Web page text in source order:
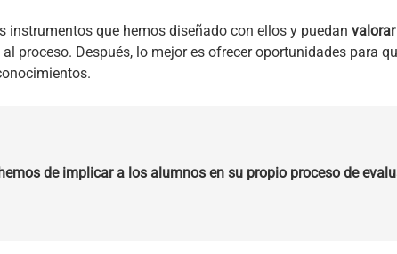
que hemos diseñado con ellos y puedan
proceso. Después, lo mejor es ofrecer oportunidades para
de implicar a los alumnos en su propio proceso de